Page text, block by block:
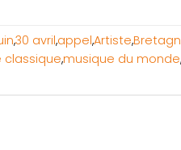
,30 avril,appel,Artiste,
classique,musique du monde,